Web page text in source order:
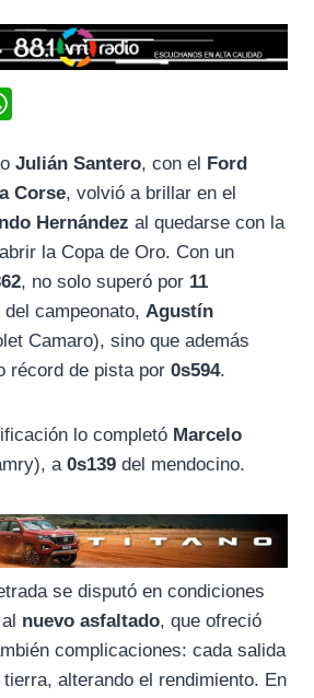
a
t
s
p
p
Julián Santero, con el Ford
Corse, volvió a brillar en el
Hernández al quedarse con la
la Copa de Oro. Con un
, no solo superó por 11
campeonato, Agustín
Camaro), sino que además
récord de pista por 0s594.
lo completó Marcelo
a 0s139 del mendocino.
se disputó en condiciones
nuevo asfaltado, que ofreció
complicaciones: cada salida
alterando el rendimiento. En